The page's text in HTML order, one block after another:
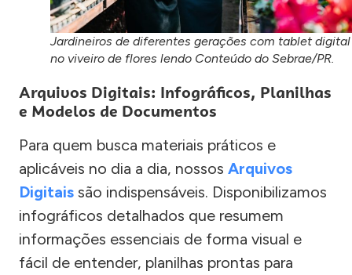
Jardineiros de diferentes gerações com tablet digital
no viveiro de flores lendo Conteúdo do Sebrae/PR.
Arquivos Digitais: Infográficos, Planilhas
e Modelos de Documentos
Para quem busca materiais práticos e
aplicáveis no dia a dia, nossos Arquivos
Digitais são indispensáveis. Disponibilizamos
infográficos detalhados que resumem
informações essenciais de forma visual e
fácil de entender, planilhas prontas para